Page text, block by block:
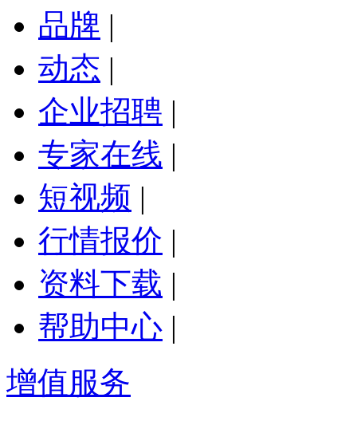
品牌 |
动态 |
企业招聘 |
专家在线 |
短视频 |
行情报价 |
资料下载 |
帮助中心 |
增值服务